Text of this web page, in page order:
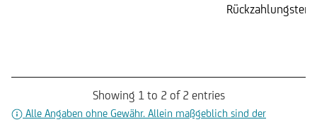
Showing 1 to 2 of 2 entries
Alle Angaben ohne Gewähr. Allein maßgeblich sind der